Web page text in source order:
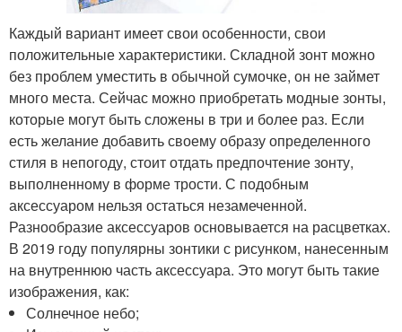
Каждый вариант имеет свои особенности, свои
положительные характеристики. Складной зонт можно
без проблем уместить в обычной сумочке, он не займет
много места. Сейчас можно приобретать модные зонты,
которые могут быть сложены в три и более раз. Если
есть желание добавить своему образу определенного
стиля в непогоду, стоит отдать предпочтение зонту,
выполненному в форме трости. С подобным
аксессуаром нельзя остаться незамеченной.
Разнообразие аксессуаров основывается на расцветках.
В 2019 году популярны зонтики с рисунком, нанесенным
на внутреннюю часть аксессуара. Это могут быть такие
изображения, как:
Солнечное небо;